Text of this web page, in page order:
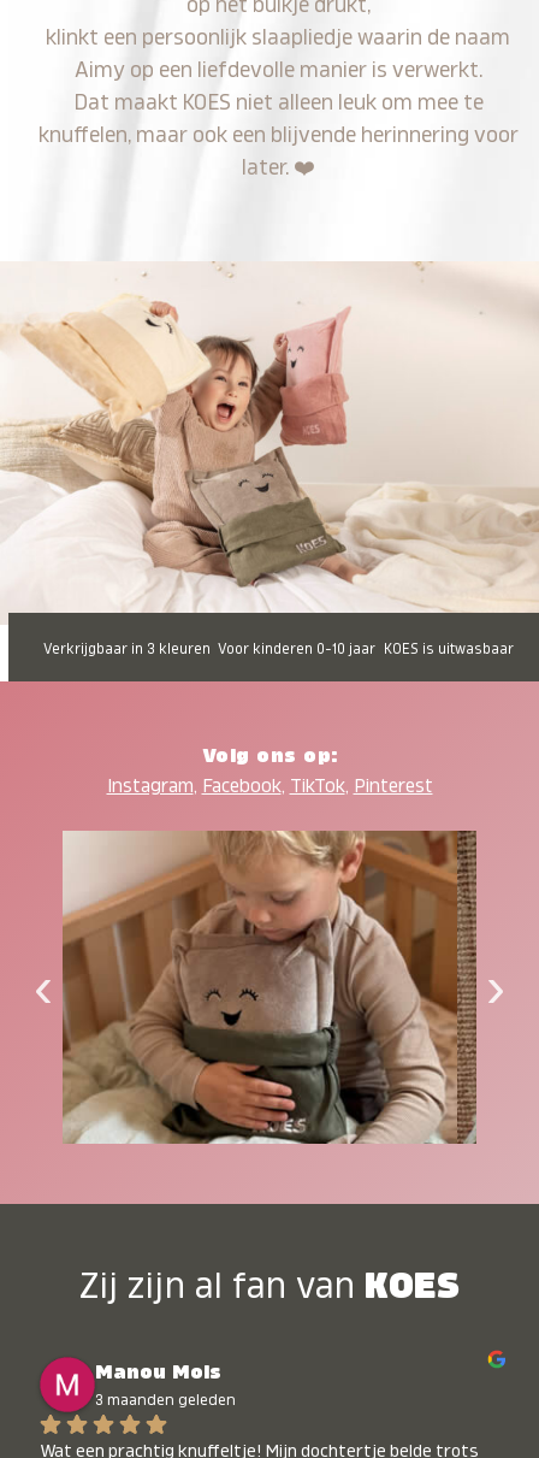
op het buikje drukt,
klinkt een persoonlijk slaapliedje waarin de naam
Aimy op een liefdevolle manier is verwerkt.
Dat maakt KOES niet alleen leuk om mee te
knuffelen, maar ook een blijvende herinnering voor
later. ❤️
Verkrijgbaar in 3 kleuren Voor kinderen 0-10 jaar KOES is uitwasbaar
Volg ons op:
Instagram, Facebook, TikTok, Pinterest
‹ ›
Zij zijn al fan van KOES
Manou Mols
3 maanden geleden
Wat een prachtig knuffeltje! Mijn dochtertje belde trots